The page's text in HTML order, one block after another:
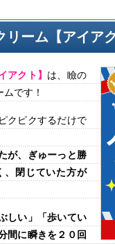
リーム【アイア
アクト】 は、瞼の
です！
クピクするだけで
が、ぎゅーっと勝
、閉じていた方が
しい」「歩いてい
間に瞬きを２０回